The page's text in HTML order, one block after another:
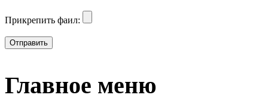
Прикрепить фаил:
Отправить
Главное меню